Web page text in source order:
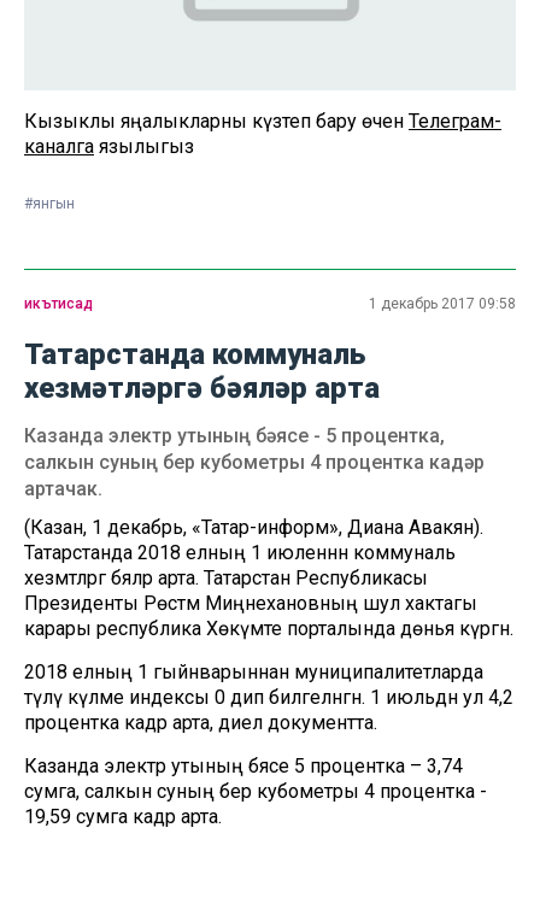
Кызыклы яңалыкларны күзәтеп бару өчен Телеграм-
каналга язылыгыз
#янгын
икътисад 1 декабрь 2017 09:58
Татарстанда коммуналь
хезмәтләргә бәяләр арта
Казанда электр утының бәясе - 5 процентка,
салкын суның бер кубометры 4 процентка кадәр
артачак.
(Казан, 1 декабрь, «Татар-информ», Диана Авакян).
Татарстанда 2018 елның 1 июленнән коммуналь
хезмәтләргә бәяләр арта. Татарстан Республикасы
Президенты Рөстәм Миңнехановның шул хактагы
карары республика Хөкүмәте порталында дөнья күргән.
2018 елның 1 гыйнварыннан муниципалитетларда
түләү күләме индексы 0 дип билгеләнгән. 1 июльдән ул 4,2
процентка кадәр арта, диелә документта.
Казанда электр утының бәясе 5 процентка – 3,74
сумга, салкын суның бер кубометры 4 процентка -
19,59 сумга кадәр арта.